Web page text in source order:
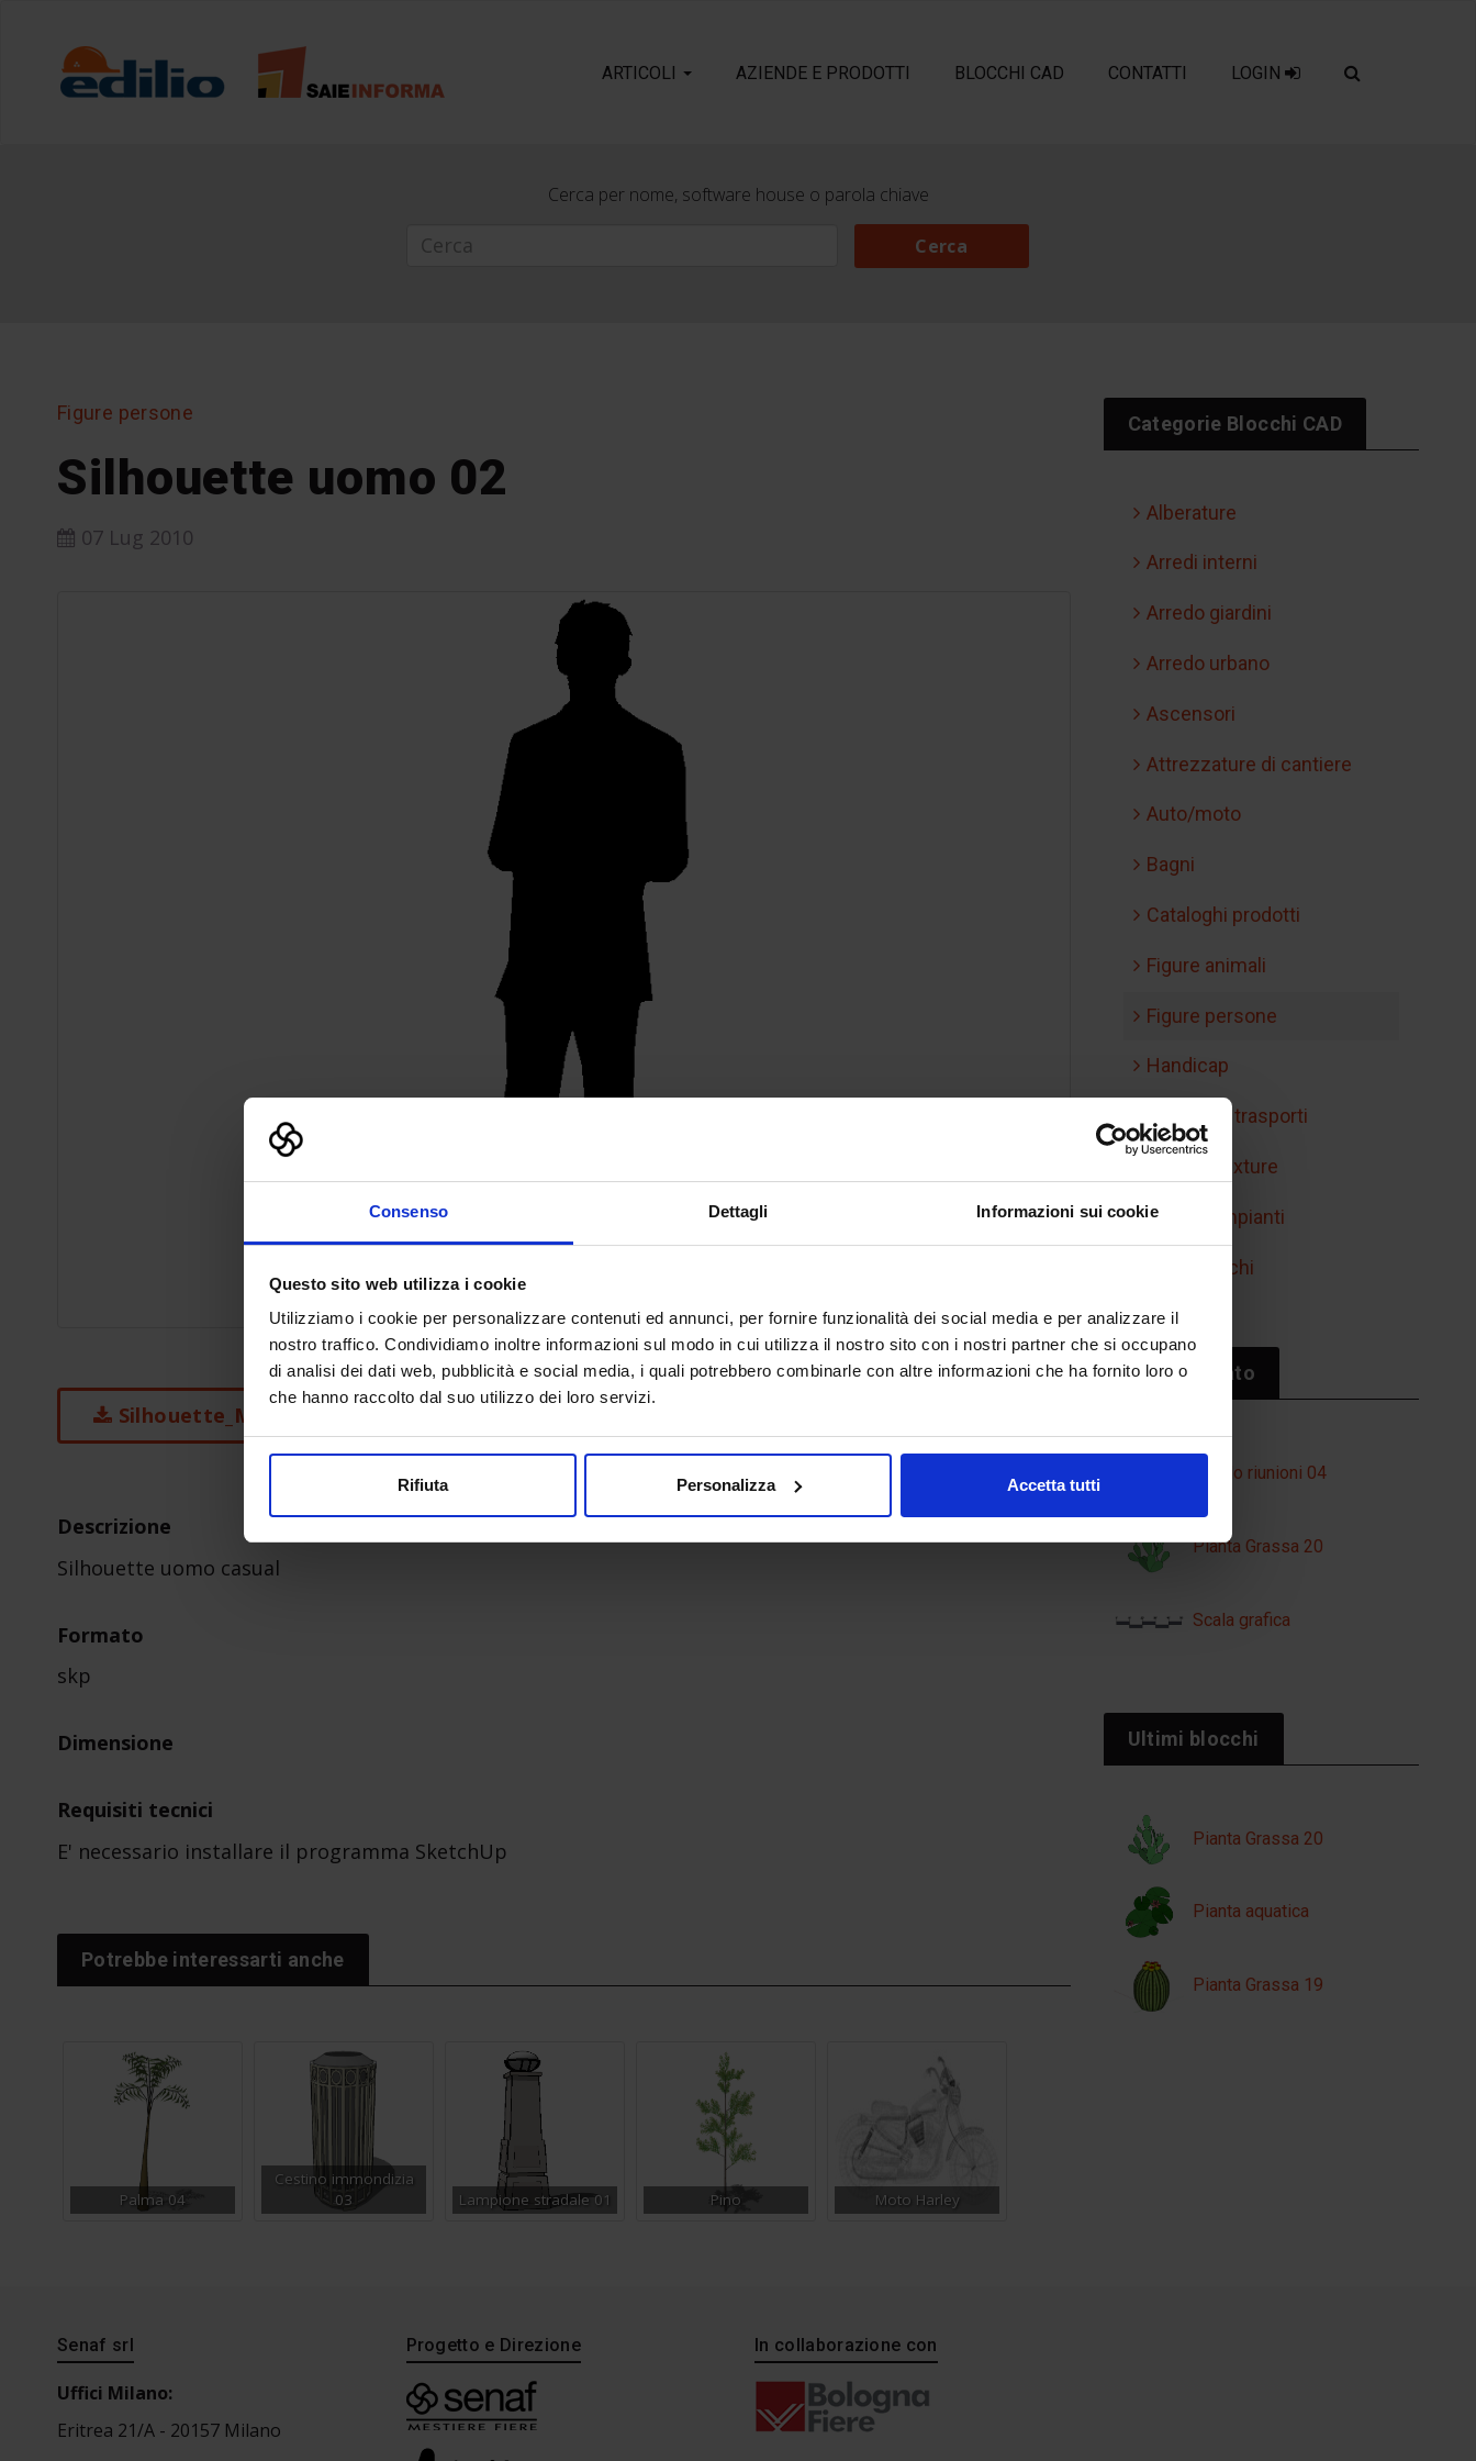
Consenso Dettagli Informazioni sui cookie
Questo sito web utilizza i cookie
Utilizziamo i cookie per personalizzare contenuti ed annunci, per fornire funzionalità dei social media e per analizzare il
nostro traffico. Condividiamo inoltre informazioni sul modo in cui utilizza il nostro sito con i nostri partner che si occupano
di analisi dei dati web, pubblicità e social media, i quali potrebbero combinarle con altre informazioni che ha fornito loro o
che hanno raccolto dal suo utilizzo dei loro servizi.
Rifiuta Personalizza Accetta tutti
ARTICOLI AZIENDE E PRODOTTI BLOCCHI CAD CONTATTI LOGIN
Cerca per nome, software house o parola chiave
Cerca
Figure persone
Silhouette uomo 02
07 Lug 2010
Silhouette_Man_Casual.skp_-1.zip
Descrizione
Silhouette uomo casual
Formato
skp
Dimensione
Requisiti tecnici
E' necessario installare il programma SketchUp
Potrebbe interessarti anche
Palma 04
Cestino immondizia
03
Lampione stradale 01 Pino Moto Harley
Categorie Blocchi CAD
Alberature
Arredi interni
Arredo giardini
Arredo urbano
Ascensori
Attrezzature di cantiere
Auto/moto
Bagni
Cataloghi prodotti
Figure animali
Figure persone
Handicap
Mobilità e trasporti
Retini e texture
Simboli impianti
Sport/giochi
Il più cliccato
Tavolo riunioni 04
Pianta Grassa 20
Scala grafica
Ultimi blocchi
Pianta Grassa 20
Pianta aquatica
Pianta Grassa 19
Senaf srl
Uffici Milano:
Eritrea 21/A - 20157 Milano
Progetto e Direzione In collaborazione con